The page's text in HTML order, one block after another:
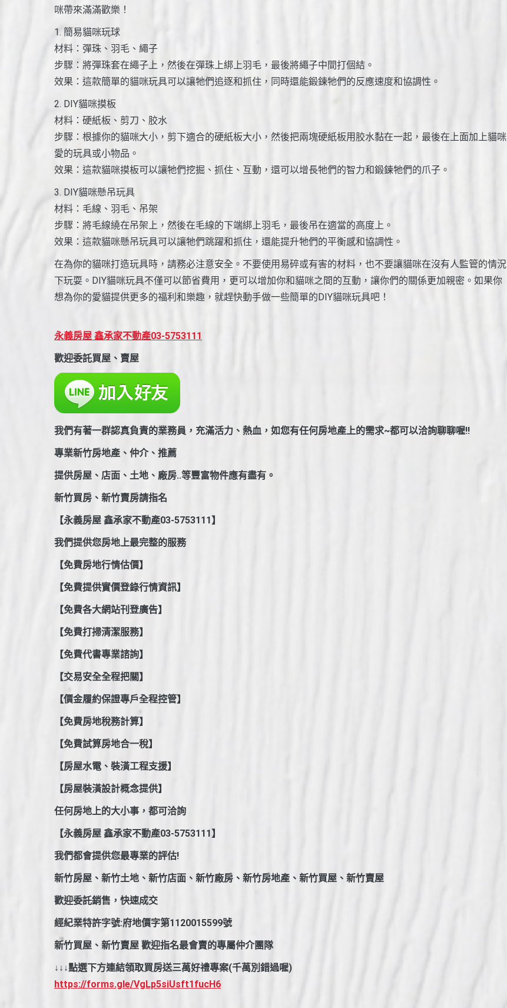
咪帶來滿滿歡樂！
1. 簡易貓咪玩球
材料：彈珠、羽毛、繩子
步驟：將彈珠套在繩子上，然後在彈珠上綁上羽毛，最後將繩子中間打個結。
效果：這款簡單的貓咪玩具可以讓牠們追逐和抓住，同時還能鍛鍊牠們的反應速度和協調性。
2. DIY貓咪摸板
材料：硬紙板、剪刀、胶水
步驟：根據你的貓咪大小，剪下適合的硬紙板大小，然後把兩塊硬紙板用胶水黏在一起，最後在上面加上貓咪
愛的玩具或小物品。
效果：這款貓咪摸板可以讓牠們挖掘、抓住、互動，還可以增長牠們的智力和鍛鍊牠們的爪子。
3. DIY貓咪懸吊玩具
材料：毛線、羽毛、吊架
步驟：將毛線繞在吊架上，然後在毛線的下端綁上羽毛，最後吊在適當的高度上。
效果：這款貓咪懸吊玩具可以讓牠們跳躍和抓住，還能提升牠們的平衡感和協調性。
在為你的貓咪打造玩具時，請務必注意安全。不要使用易碎或有害的材料，也不要讓貓咪在沒有人監管的情況
下玩耍。DIY貓咪玩具不僅可以節省費用，更可以增加你和貓咪之間的互動，讓你們的關係更加親密。如果你
想為你的愛貓提供更多的福利和樂趣，就趕快動手做一些簡單的DIY貓咪玩具吧！
永義房屋 鑫承家不動產03-5753111
歡迎委託買屋、賣屋
我們有著一群認真負責的業務員，充滿活力、熱血，如您有任何房地產上的需求~都可以洽詢聊聊喔!!
專業新竹房地產、仲介、推薦
提供房屋、店面、土地、廠房..等豐富物件應有盡有。
新竹買房、新竹賣房請指名
【永義房屋 鑫承家不動產03-5753111】
我們提供您房地上最完整的服務
【免費房地行情估價】
【免費提供實價登錄行情資訊】
【免費各大網站刊登廣告】
【免費打掃清潔服務】
【免費代書專業諮詢】
【交易安全全程把關】
【價金履約保證專戶全程控管】
【免費房地稅務計算】
【免費試算房地合一稅】
【房屋水電、裝潢工程支援】
【房屋裝潢設計概念提供】
任何房地上的大小事，都可洽詢
【永義房屋 鑫承家不動產03-5753111】
我們都會提供您最專業的評估!
新竹房屋、新竹土地、新竹店面、新竹廠房、新竹房地產、新竹買屋、新竹賣屋
歡迎委託銷售，快速成交
經紀業特許字號:府地價字第1120015599號
新竹買屋、新竹賣屋 歡迎指名最會賣的專屬仲介團隊
↓↓↓點選下方連結領取買房送三萬好禮專案(千萬別錯過喔)
https://forms.gle/VgLp5siUsft1fucH6